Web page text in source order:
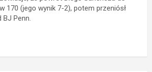
170 (jego wynik 7-2), potem przeniósł
BJ Penn.